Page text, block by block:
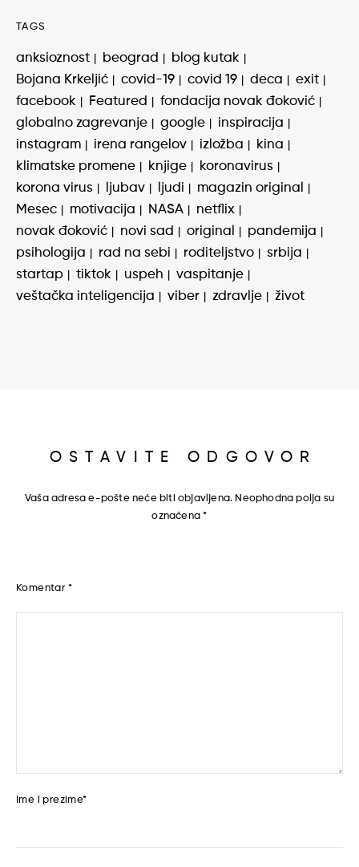
TAGS
anksioznost beograd
blog kutak
Bojana Krkeljić
covid-19 covid 19 deca
exit
facebook
Featured
fondacija novak đoković
globalno zagrevanje
google
inspiracija
instagram
irena rangelov izložba
kina
klimatske promene
knjige
koronavirus
korona virus
ljubav ljudi
magazin original
Mesec
motivacija NASA
netflix
novak đoković
novi sad original
pandemija
psihologija
rad na sebi roditeljstvo
srbija
startap
tiktok uspeh
vaspitanje
veštačka inteligencija
viber zdravlje život
OSTAVITE ODGOVOR
Vaša adresa e-pošte neće biti objavljena. Neophodna polja su
označena*
Komentar *
Ime i prezime*